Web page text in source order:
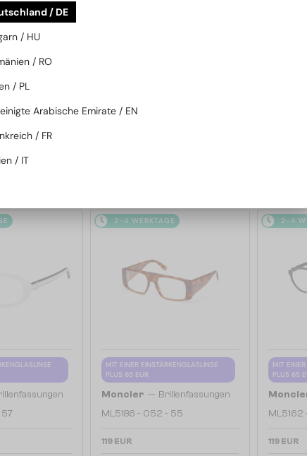
PLUS 65 EUR
MIT
PLUS 65
57
2-4 WERKTAGE
MIT EINER EINSTÄRKENGLASLINSE
PLUS 65 EUR
Moncler — Brillenfassungen
ML5186 - 052 - 55
119 EUR
2-4
MIT
PLUS 65
119 EUR
/ DE
/ HU
/ RO
/ PL
Arabische Emirate / EN
/ FR
/ IT